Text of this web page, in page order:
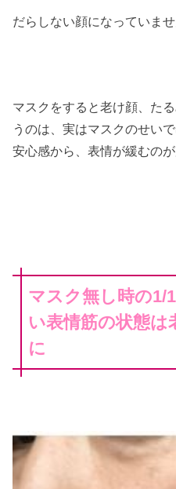
だらしない顔になっていませ
マスクをすると老け顔、た
うのは、実はマスクのせい
安心感から、表情が緩むのが
マスク無し時の1/
い表情筋の状態は
に